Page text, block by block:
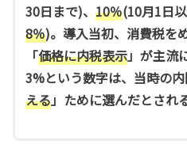
30日まで)、 10％(10月1日
8％)。導入当初、消費税を
「価格に内税表示」が主流
3%という数字は、当時の
える」ために選んだとされ